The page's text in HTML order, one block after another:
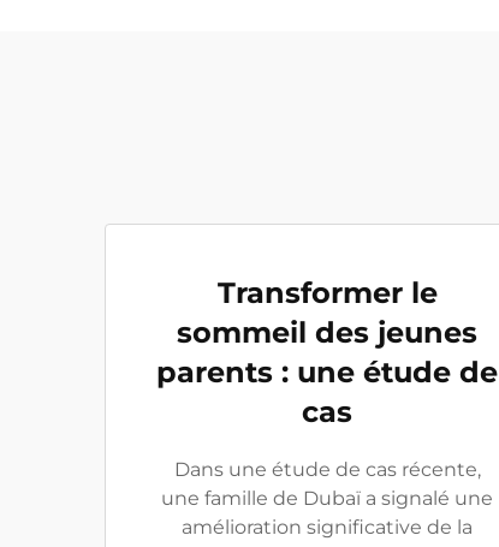
Transformer le
sommeil des jeunes
parents : une étude de
cas
Dans une étude de cas récente,
une famille de Dubaï a signalé une
amélioration significative de la